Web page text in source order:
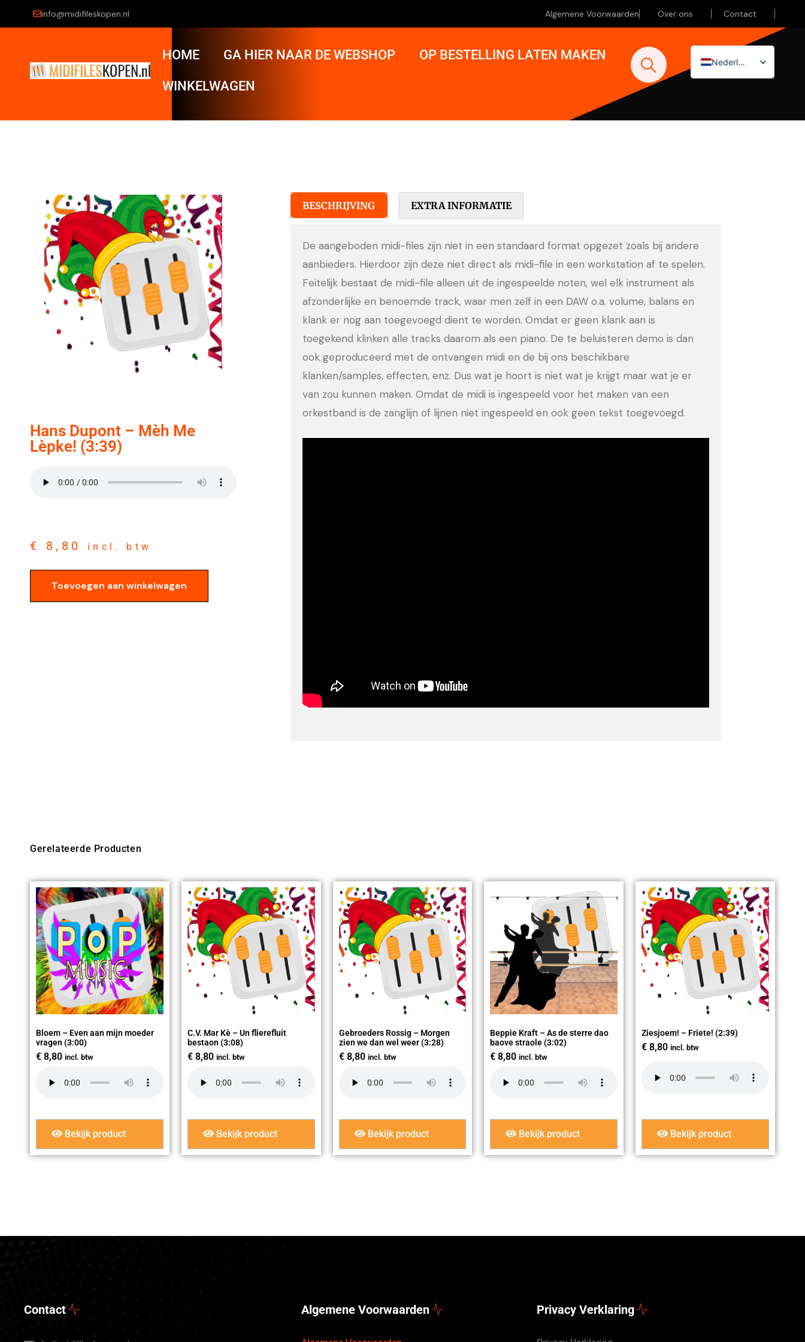
info@midifileskopen.nl Algemene Voorwaarden Over ons Contact
HOME GA HIER NAAR DE WEBSHOP OP BESTELLING LATEN MAKEN
WINKELWAGEN
Nederlands
English (UK)
Hans Dupont – Mèh Me
Lèpke! (3:39)
€ 8,80 incl. btw
Toevoegen aan winkelwagen
BESCHRIJVING EXTRA INFORMATIE
De aangeboden midi-files zijn niet in een standaard format opgezet zoals bij andere
aanbieders. Hierdoor zijn deze niet direct als midi-file in een workstation af te spelen.
Feitelijk bestaat de midi-file alleen uit de ingespeelde noten, wel elk instrument als
afzonderlijke en benoemde track, waar men zelf in een DAW o.a. volume, balans en
klank er nog aan toegevoegd dient te worden. Omdat er geen klank aan is
toegekend klinken alle tracks daarom als een piano. De te beluisteren demo is dan
ook geproduceerd met de ontvangen midi en de bij ons beschikbare
klanken/samples, effecten, enz. Dus wat je hoort is niet wat je krijgt maar wat je er
van zou kunnen maken. Omdat de midi is ingespeeld voor het maken van een
orkestband is de zanglijn of lijnen niet ingespeeld en ook geen tekst toegevoegd.
Gerelateerde Producten
Bloem – Even aan mijn moeder
vragen (3:00)
€ 8,80 incl. btw
Bekijk product
C.V. Mar Kè – Un flierefluit
bestaon (3:08)
€8,80 incl. btw
Bekijk product
Gebroeders Rossig – Morgen
zien we dan wel weer (3:28)
€8,80 incl. btw
Bekijk product
Beppie Kraft – As de sterre dao
baove straole (3:02)
€ 8,80 incl. btw
Bekijk product
Ziesjoem! – Friete! (2:39)
€ 8,80 incl. btw
Bekijk product
Contact Algemene Voorwaarden Privacy Verklaring